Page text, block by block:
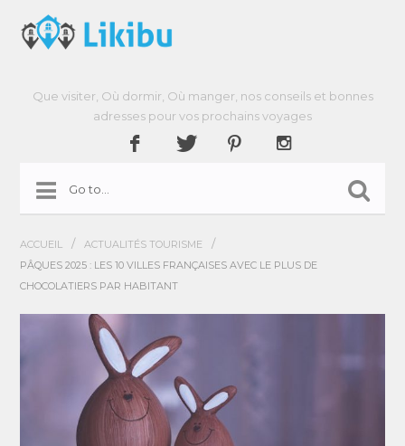
Que visiter, Où dormir, Où manger, nos conseils et bonnes
adresses pour vos prochains voyages
ACCUEIL / ACTUALITÉS TOURISME /
PÂQUES 2025 : LES 10 VILLES FRANÇAISES AVEC LE PLUS DE
CHOCOLATIERS PAR HABITANT